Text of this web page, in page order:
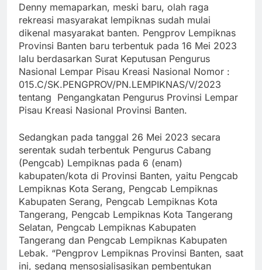
Denny memaparkan, meski baru, olah raga
rekreasi masyarakat lempiknas sudah mulai
dikenal masyarakat banten. Pengprov Lempiknas
Provinsi Banten baru terbentuk pada 16 Mei 2023
lalu berdasarkan Surat Keputusan Pengurus
Nasional Lempar Pisau Kreasi Nasional Nomor :
015.C/SK.PENGPROV/PN.LEMPIKNAS/V/2023
tentang Pengangkatan Pengurus Provinsi Lempar
Pisau Kreasi Nasional Provinsi Banten.
Sedangkan pada tanggal 26 Mei 2023 secara
serentak sudah terbentuk Pengurus Cabang
(Pengcab) Lempiknas pada 6 (enam)
kabupaten/kota di Provinsi Banten, yaitu Pengcab
Lempiknas Kota Serang, Pengcab Lempiknas
Kabupaten Serang, Pengcab Lempiknas Kota
Tangerang, Pengcab Lempiknas Kota Tangerang
Selatan, Pengcab Lempiknas Kabupaten
Tangerang dan Pengcab Lempiknas Kabupaten
Lebak. “Pengprov Lempiknas Provinsi Banten, saat
ini, sedang mensosialisasikan pembentukan